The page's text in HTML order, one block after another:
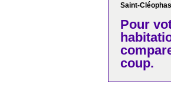
Saint-
Pour
coup.